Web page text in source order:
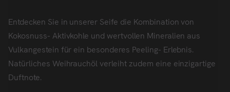
Entdecken Sie in unserer Seife die Kombination von
Kokosnuss- Aktivkohle und wertvollen Mineralien aus
Vulkangestein für ein besonderes Peeling- Erlebnis.
Natürliches Weihrauchöl verleiht zudem eine einzigartige
Duftnote.